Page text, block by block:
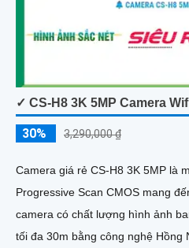
✓ CS-H8 3K 5MP Camera
30% 3,290,000 ₫
Camera giá rẻ CS-H8 3K 5MP là
Progressive Scan CMOS mang đến
camera có chất lượng hình ảnh
tối đa 30m bằng công nghệ Hồng